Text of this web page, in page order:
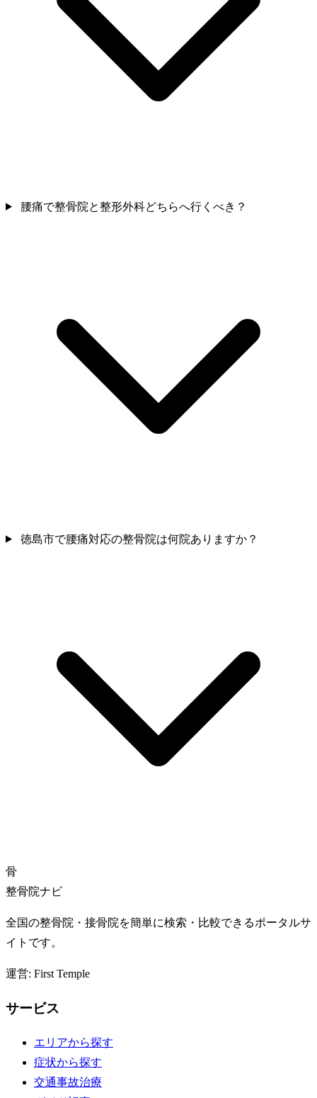
腰痛で整骨院と整形外科どちらへ行くべき？
徳島市で腰痛対応の整骨院は何院ありますか？
骨
整骨院ナビ
全国の整骨院・接骨院を簡単に検索・比較できるポータルサ
イトです。
運営: First Temple
サービス
エリアから探す
症状から探す
交通事故治療